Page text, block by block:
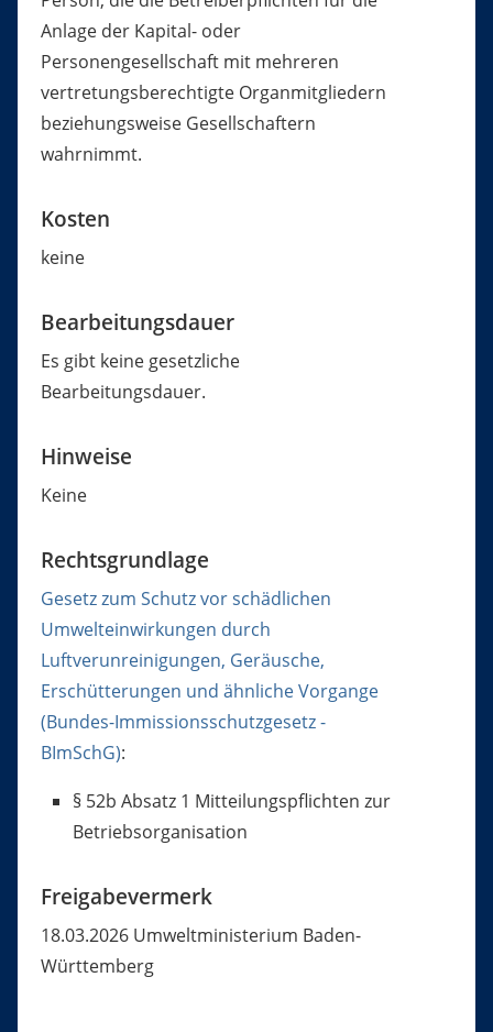
Anlage der Kapital- oder
Personengesellschaft mit mehreren
vertretungsberechtigte Organmitgliedern
beziehungsweise Gesellschaftern
wahrnimmt.
Kosten
keine
Bearbeitungsdauer
Es gibt keine gesetzliche
Bearbeitungsdauer.
Hinweise
Keine
Rechtsgrundlage
Gesetz zum Schutz vor schädlichen
Umwelteinwirkungen durch
Luftverunreinigungen, Geräusche,
Erschütterungen und ähnliche Vorgange
(Bundes-Immissionsschutzgesetz -
BImSchG):
§ 52b Absatz 1 Mitteilungspflichten zur
Betriebsorganisation
Freigabevermerk
18.03.2026 Umweltministerium Baden-
Württemberg